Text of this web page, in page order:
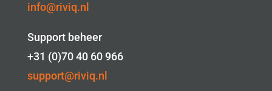
info@riviq.nl
Support beheer
+31 (0)70 40 60 966
support@riviq.nl